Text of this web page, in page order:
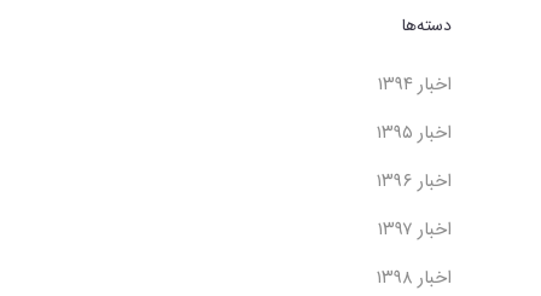
دسته‌ها
اخبار ۱۳۹۴
اخبار ۱۳۹۵
اخبار ۱۳۹۶
اخبار ۱۳۹۷
اخبار ۱۳۹۸